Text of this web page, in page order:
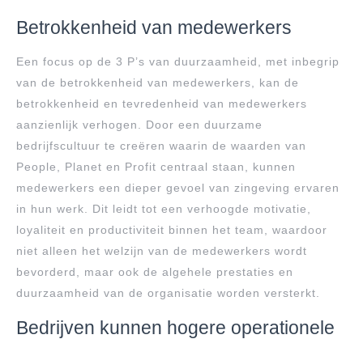
Betrokkenheid van medewerkers
Een focus op de 3 P’s van duurzaamheid, met inbegrip
van de betrokkenheid van medewerkers, kan de
betrokkenheid en tevredenheid van medewerkers
aanzienlijk verhogen. Door een duurzame
bedrijfscultuur te creëren waarin de waarden van
People, Planet en Profit centraal staan, kunnen
medewerkers een dieper gevoel van zingeving ervaren
in hun werk. Dit leidt tot een verhoogde motivatie,
loyaliteit en productiviteit binnen het team, waardoor
niet alleen het welzijn van de medewerkers wordt
bevorderd, maar ook de algehele prestaties en
duurzaamheid van de organisatie worden versterkt.
Bedrijven kunnen hogere operationele